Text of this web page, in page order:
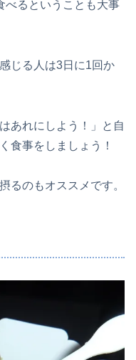
べるということも大事
じる人は3日に1回か
あれにしよう！」と自
食事をしましょう！
るのもオススメです。